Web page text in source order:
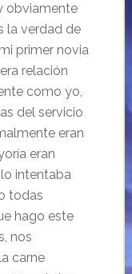
obviamente
la verdad de
primer novia
relación
como yo,
del servicio
eran
eran
intentaba
todas
hago este
nos
carne